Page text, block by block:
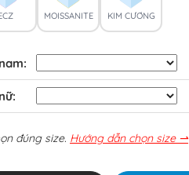
MOISSANITE KIM CƯƠNG
đúng size. Hướng dẫn chọn size ⇀